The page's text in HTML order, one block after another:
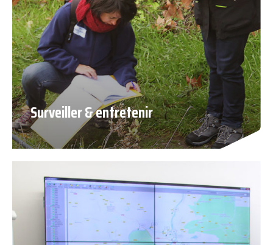
Surveiller & entretenir